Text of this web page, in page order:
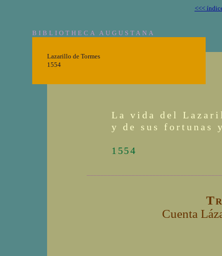
<<<
BIBLIOTHECA AUGUSTANA
Lazarillo de Tormes
1554
La vida del
y de sus fortunas
1554
Cuenta